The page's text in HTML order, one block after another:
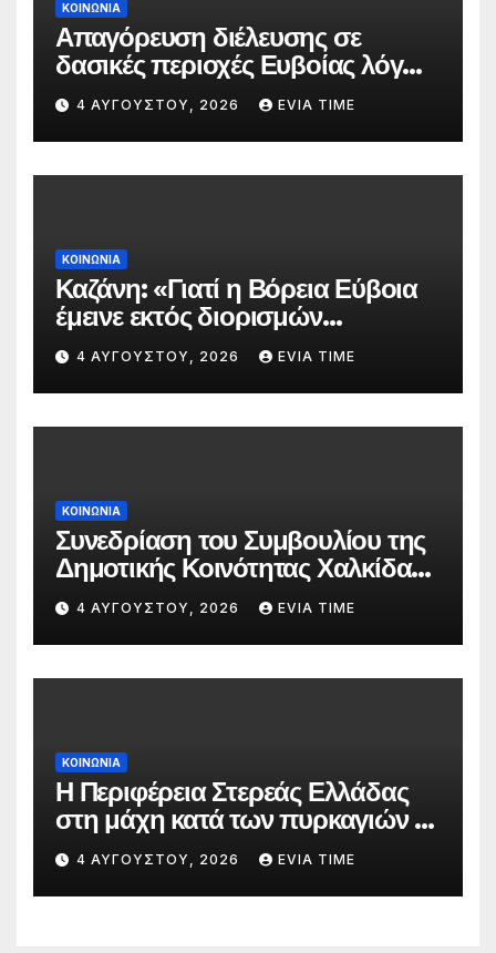
ΚΟΙΝΩΝΙΑ
Απαγόρευση διέλευσης σε
δασικές περιοχές Ευβοίας λόγω
πολύ υψηλού κινδύνου
πυρκαγιάς
4 ΑΥΓΟΎΣΤΟΥ, 2026 EVIA TIME
ΚΟΙΝΩΝΙΑ
Καζάνη: «Γιατί η Βόρεια Εύβοια
έμεινε εκτός διορισμών
δασκάλων;»
4 ΑΥΓΟΎΣΤΟΥ, 2026 EVIA TIME
ΚΟΙΝΩΝΙΑ
Συνεδρίαση του Συμβουλίου της
Δημοτικής Κοινότητας Χαλκίδας
την 5 Αυγούστου
4 ΑΥΓΟΎΣΤΟΥ, 2026 EVIA TIME
ΚΟΙΝΩΝΙΑ
Η Περιφέρεια Στερεάς Ελλάδας
στη μάχη κατά των πυρκαγιών –
Δράσεις και στήριξη σε πέντε
περιφερειακές ενότητες
4 ΑΥΓΟΎΣΤΟΥ, 2026 EVIA TIME